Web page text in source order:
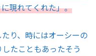
現れてくれた」。
り、時にはオーシーの
たこともあったそう